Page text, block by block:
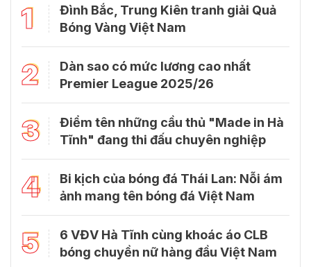
1
Đình Bắc, Trung Kiên tranh giải Quả
Bóng Vàng Việt Nam
2
Dàn sao có mức lương cao nhất
Premier League 2025/26
3
Điểm tên những cầu thủ "Made in Hà
Tĩnh" đang thi đấu chuyên nghiệp
4
Bi kịch của bóng đá Thái Lan: Nỗi ám
ảnh mang tên bóng đá Việt Nam
5
6 VĐV Hà Tĩnh cùng khoác áo CLB
bóng chuyền nữ hàng đầu Việt Nam